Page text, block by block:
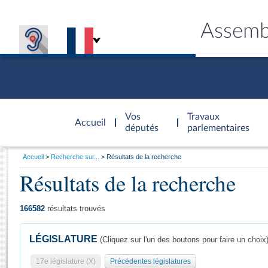
Accueil
d'accueil
Vos
députés
Travaux
parlementaires
Général
Vous
Accueil Recherche sur... Résultats de la recherche
Résultats de la recherche
166582 résultats trouvés
LÉGISLATURE (Cliquez sur l'un des boutons pour faire un choix)
17e législature (X) Précédentes législatures